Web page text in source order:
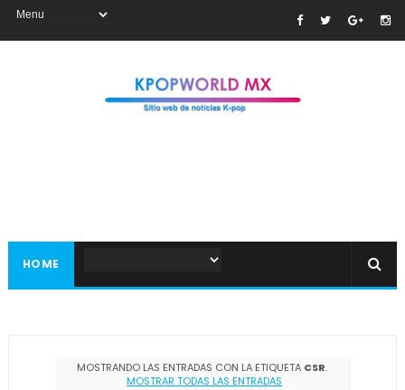
HOME
MOSTRANDO LAS ENTRADAS CON LA ETIQUETA CSR.
MOSTRAR TODAS LAS ENTRADAS